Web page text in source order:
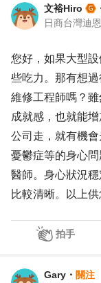
文裕Hiro
日商台灣迪
您好，如果大型
些吃力。那有想
維修工程師嗎？
成就感，也就能
公司走，就有機會
憂鬱症等的身心
醫師。身心狀況
比較清晰。以上供
拍手
Gary ・ 關注